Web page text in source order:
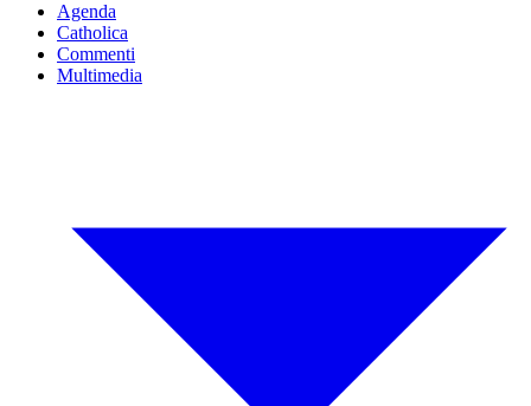
Agenda
Catholica
Commenti
Multimedia